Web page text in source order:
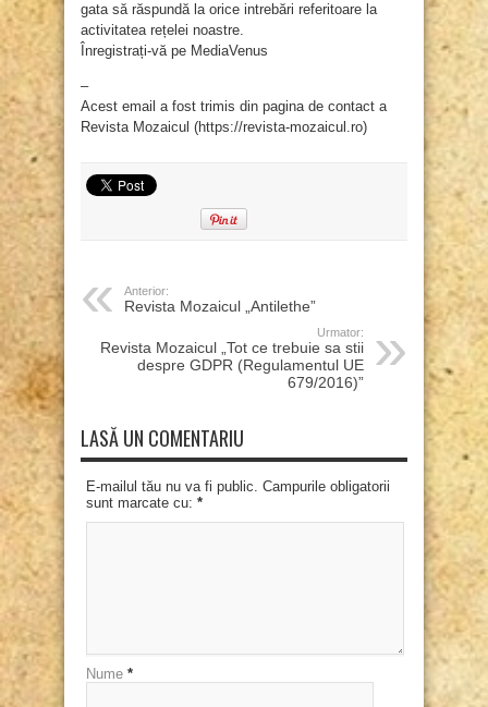
gata să răspundă la orice intrebări referitoare la
activitatea rețelei noastre.
Înregistrați-vă pe MediaVenus
–
Acest email a fost trimis din pagina de contact a
Revista Mozaicul (https://revista-mozaicul.ro)
Anterior:
Revista Mozaicul „Antilethe”
Urmator:
Revista Mozaicul „Tot ce trebuie sa stii
despre GDPR (Regulamentul UE
679/2016)”
LASĂ UN COMENTARIU
E-mailul tău nu va fi public. Campurile obligatorii
sunt marcate cu: *
Nume *